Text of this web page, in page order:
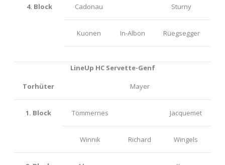
4. Block Cadonau Sturny
Kuonen In-Albon Rüegsegger
LineUp HC Servette-Genf
Torhüter Mayer
1. Block Tömmernes Jacquemet
Winnik Richard Wingels